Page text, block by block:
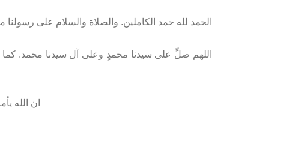
الحمد لله حمد الكاملين. والصلاة والسلام على
اللهم صلِّ على سيدنا محمدٍ وعلى آل سيدنا محمد.
ان الله